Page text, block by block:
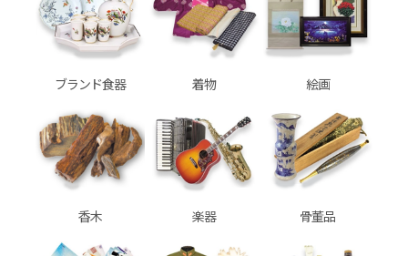
ブランド食器 着物 絵画
香木 楽器 骨董品